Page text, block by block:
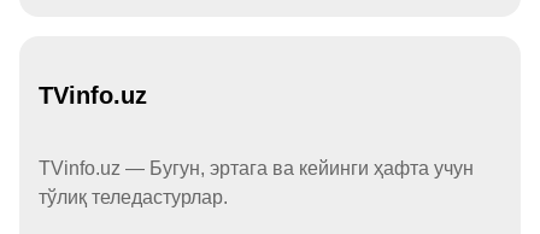
TVinfo.uz
TVinfo.uz — Бугун, эртага ва кейинги ҳафта учун
тўлиқ теледастурлар.